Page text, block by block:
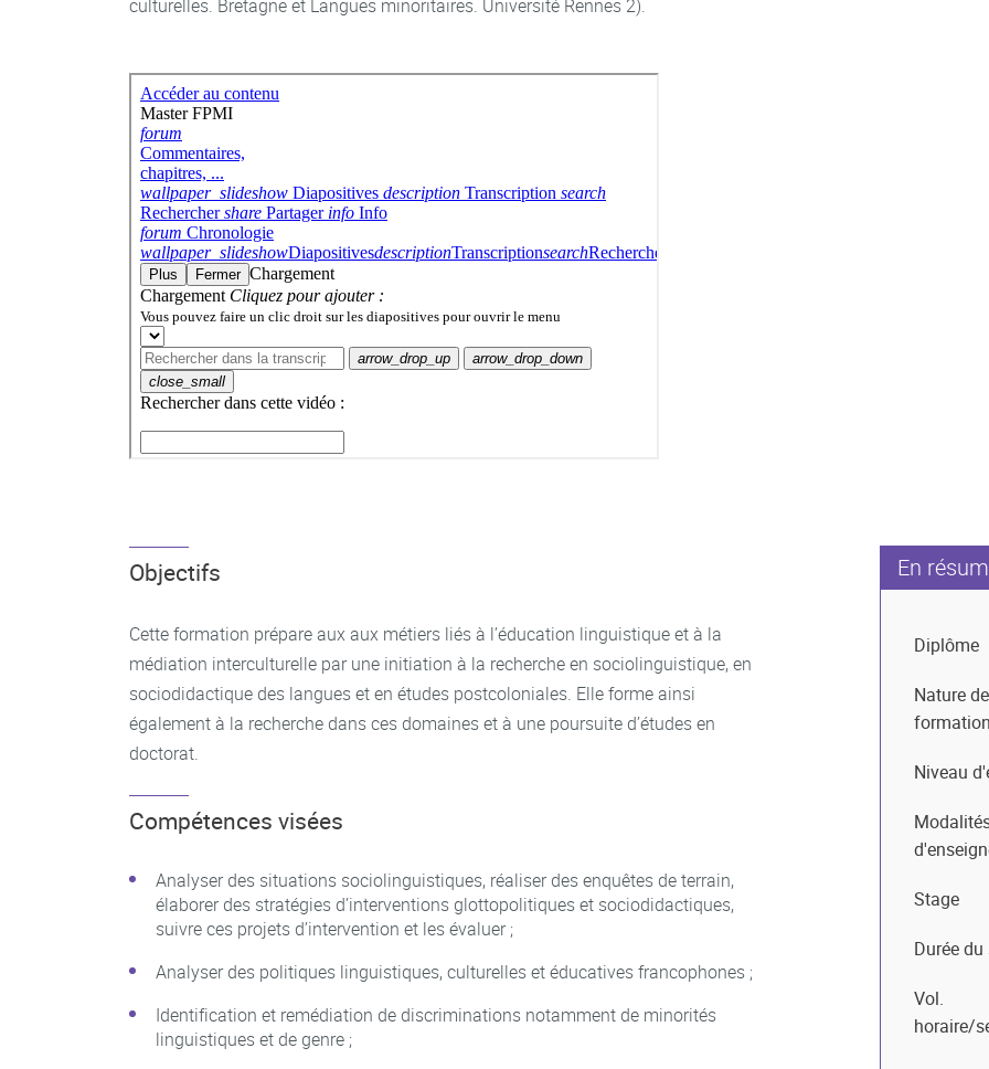
culturelles. Bretagne et Langues minoritaires. Université Rennes 2).
Objectifs
Cette formation prépare aux aux métiers liés à l’éducation linguistique et à la
médiation interculturelle par une initiation à la recherche en sociolinguistique, en
sociodidactique des langues et en études postcoloniales. Elle forme ainsi
également à la recherche dans ces domaines et à une poursuite d’études en
doctorat.
Compétences visées
Analyser des situations sociolinguistiques, réaliser des enquêtes de terrain,
élaborer des stratégies d’interventions glottopolitiques et sociodidactiques,
suivre ces projets d’intervention et les évaluer ;
Analyser des politiques linguistiques, culturelles et éducatives francophones ;
Identification et remédiation de discriminations notamment de minorités
linguistiques et de genre ;
En
Diplôme
Nature
formation
Niveau
Stage
Durée
Vol.
horaire/